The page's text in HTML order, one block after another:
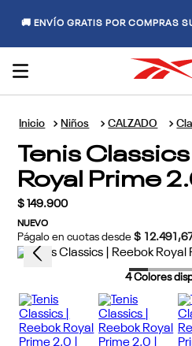
🚚 ENVÍO GRATIS POR COMPRAS
Niños CALZADO
Tenis
Royal Prime
$ 149.900
NUEVO
Págalo en cuotas desde $
4Colores